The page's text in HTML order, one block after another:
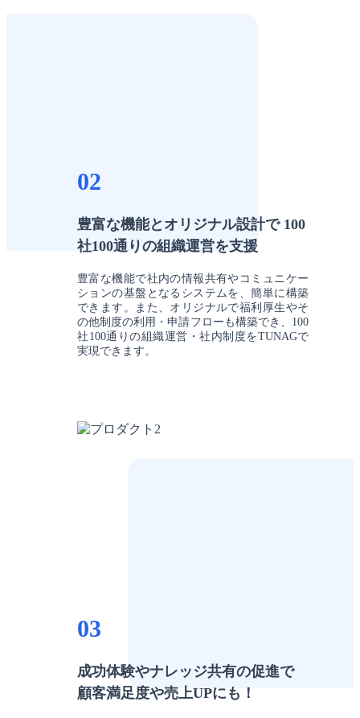
02
豊富な機能とオリジナル設計で 100
社100通りの組織運営を支援
豊富な機能で社内の情報共有やコミュニケー
ションの基盤となるシステムを、簡単に構築
できます。また、オリジナルで福利厚生やそ
の他制度の利用・申請フローも構築でき、100
社100通りの組織運営・社内制度をTUNAGで
実現できます。
03
成功体験やナレッジ共有の促進で
顧客満足度や売上UPにも！